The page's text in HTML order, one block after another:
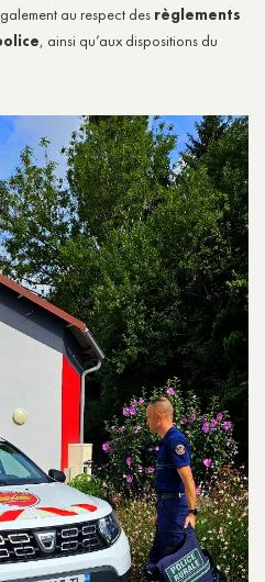
au respect des règlements
, ainsi qu’aux dispositions du